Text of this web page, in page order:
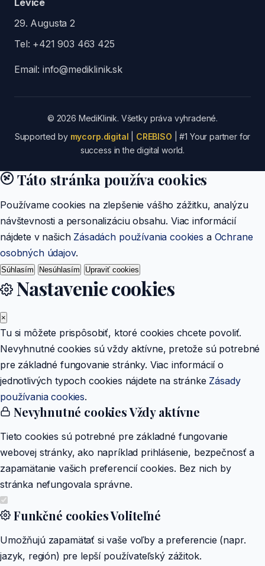
Levice
29. Augusta 2
Tel: +421 903 463 425
Email: info@mediklinik.sk
© 2026 MediKlinik. Všetky práva vyhradené.
Supported by mycorp.digital CREBISO | #1 Your partner for
success in the digital world.
Táto stránka používa cookies
Používame cookies na zlepšenie vášho zážitku, analýzu
návštevnosti a personalizáciu obsahu. Viac informácií
nájdete v našich Zásadách používania cookies a Ochrane
osobných údajov.
Súhlasím Nesúhlasím Upraviť cookies
Nastavenie cookies
×
Tu si môžete prispôsobiť, ktoré cookies chcete povoliť.
Nevyhnutné cookies sú vždy aktívne, pretože sú potrebné
pre základné fungovanie stránky. Viac informácií o
jednotlivých typoch cookies nájdete na stránke Zásady
používania cookies.
Nevyhnutné cookiesVždy aktívne
Tieto cookies sú potrebné pre základné fungovanie
webovej stránky, ako napríklad prihlásenie, bezpečnosť a
zapamätanie vašich preferencií cookies. Bez nich by
stránka nefungovala správne.
Funkčné cookiesVoliteľné
Umožňujú zapamätať si vaše voľby a preferencie (napr.
jazyk, región) pre lepší používateľský zážitok.